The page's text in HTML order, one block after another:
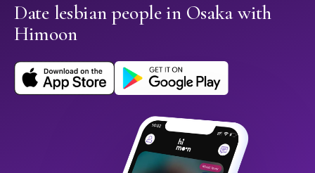
Date lesbian people in Osaka with
Himoon